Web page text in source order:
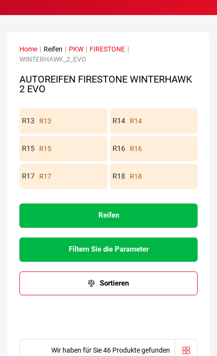
Home | Reifen | PKW | FIRESTONE |
WINTERHAWK_2_EVO
AUTOREIFEN FIRESTONE WINTERHAWK
2 EVO
R13 R14
R15 R16
R17 R18
Reifen
Filtern Sie die Parameter
Sortieren
Wir haben für Sie 46 Produkte gefunden